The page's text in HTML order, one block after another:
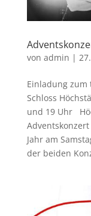
von admin |
Einladung
Schloss
und 19 Uhr
Jahr am
der beiden